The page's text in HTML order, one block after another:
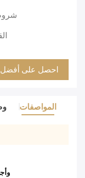
احصل على
المواصفات